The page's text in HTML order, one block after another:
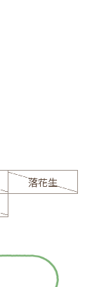
落花生